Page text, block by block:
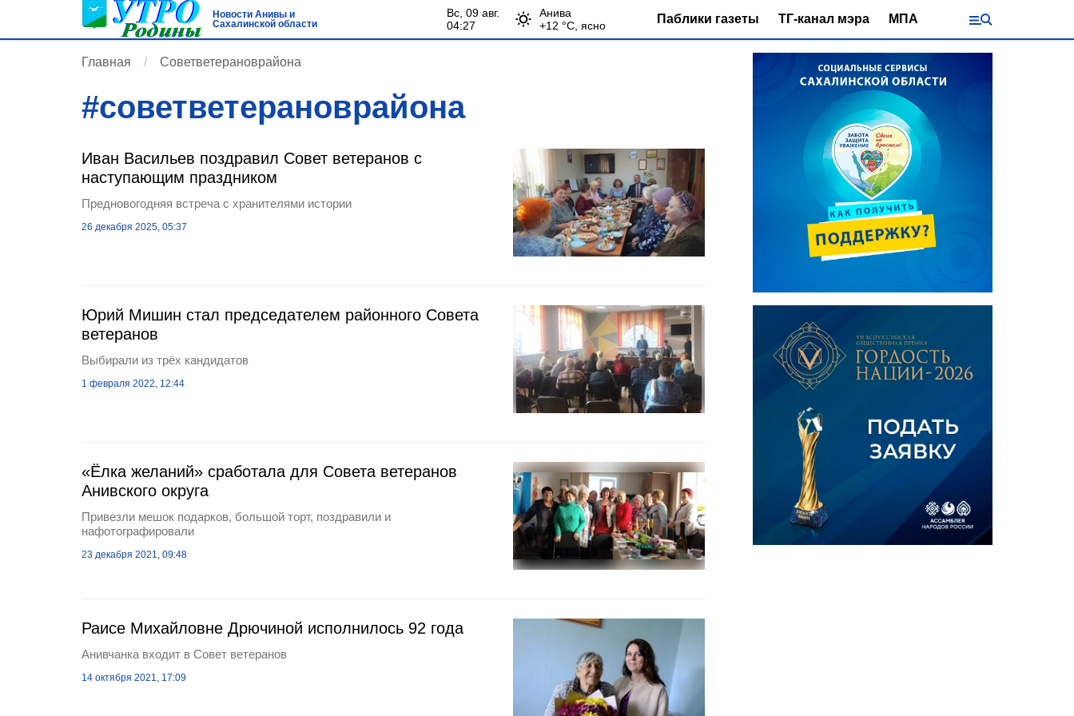
Новости Анивы и
Сахалинской области
вс, 09 авг.
04:27
Анива
+12 °С, ясно Паблики газеты ТГ-канал мэра МПА
Главная Советветерановрайона
#советветерановрайона
Иван Васильев поздравил Совет ветеранов с
наступающим праздником
Предновогодняя встреча с хранителями истории
26 декабря 2025, 05:37
Юрий Мишин стал председателем районного Совета
ветеранов
Выбирали из трёх кандидатов
1 февраля 2022, 12:44
«Ёлка желаний» сработала для Совета ветеранов
Анивского округа
Привезли мешок подарков, большой торт, поздравили и
нафотографировали
23 декабря 2021, 09:48
Раисе Михайловне Дрючиной исполнилось 92 года
Анивчанка входит в Совет ветеранов
14 октября 2021, 17:09